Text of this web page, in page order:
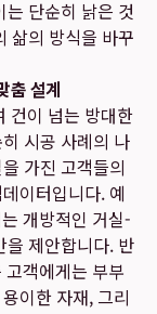
단순히 낡은 것
삶의 방식을 바꾸
춤 설계
건이 넘는 방대한
시공 사례의 나
가진 고객들의
이터입니다. 예
개방적인 거실-
을 제안합니다. 반
객에게는 부부
이한 자재, 그리